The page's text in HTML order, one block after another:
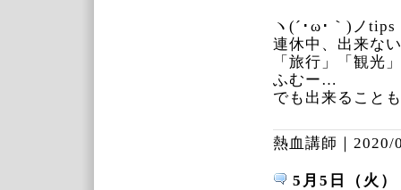
ヽ(´･ω･｀)ノtips
連休中、出来な
「旅行」「観光
ふむー…
でも出来ること
熱血講師｜ 2020/
5月5日（火